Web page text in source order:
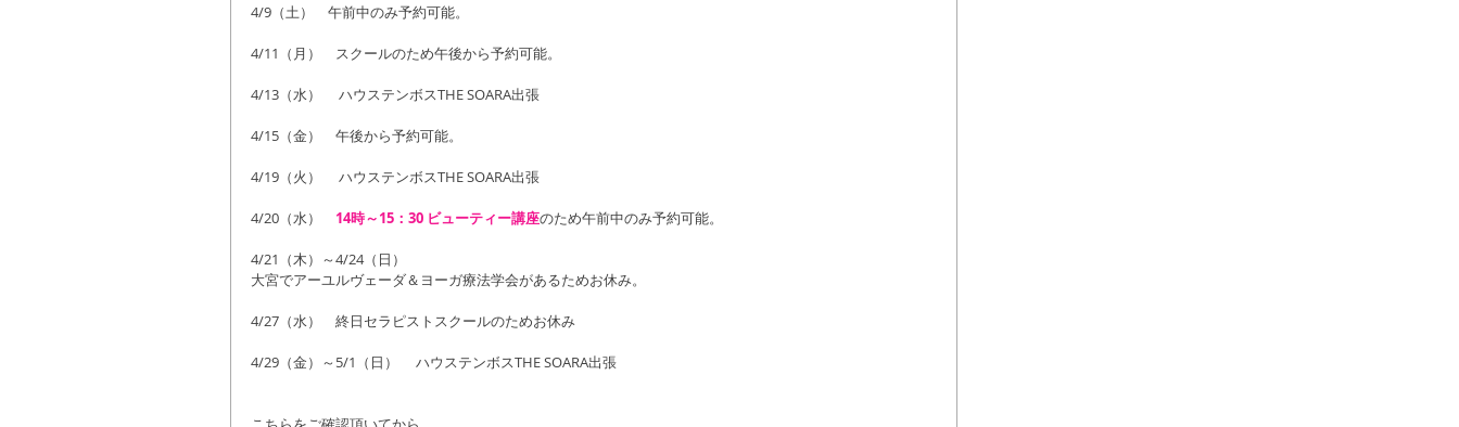
4/9（土）　午前中のみ予約可能。
4/11（月）　スクールのため午後から予約可能。
4/13（水）　 ハウステンボスTHE SOARA出張
4/15（金）　午後から予約可能。
4/19（火）　 ハウステンボスTHE SOARA出張
4/20（水） 14時～15：30 ビューティー講座のため午前中のみ予約可能。
4/21（木）～4/24（日）
大宮でアーユルヴェーダ＆ヨーガ療法学会があるためお休み。
4/27（水）　終日セラピストスクールのためお休み
4/29（金）～5/1（日）　 ハウステンボスTHE SOARA出張